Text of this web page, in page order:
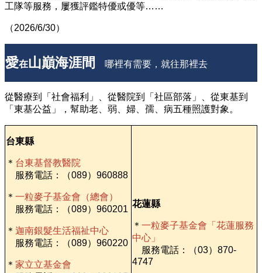
工隊等服務，屢獲評鑑特優或優等……
（2026/6/30）
愛在山巔海涯間 哪裡有需要，就往那裡去
從醫療到「社會福利」、從醫院到「社區部落」、從東基到
「東基公益」，幫助老、弱、婦、孺、病五種照護對象。
台東縣
＊ 台東基督教醫院
服務電話：（089）960888
＊ 一粒麥子基金會（總會）
服務電話：（089）960201
＊ 迦南銀髮生活福祉中心
服務電話：（089）960220
＊ 家立立基金會
花蓮縣
＊ 一粒麥子基金會「花蓮服務
中心」
服務電話：（03）870-
4747